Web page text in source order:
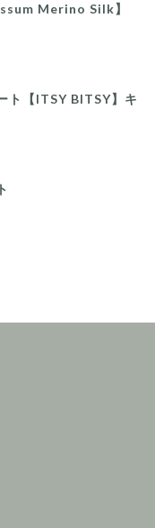
Merino Silk】
ト【ITSY BITSY】キ